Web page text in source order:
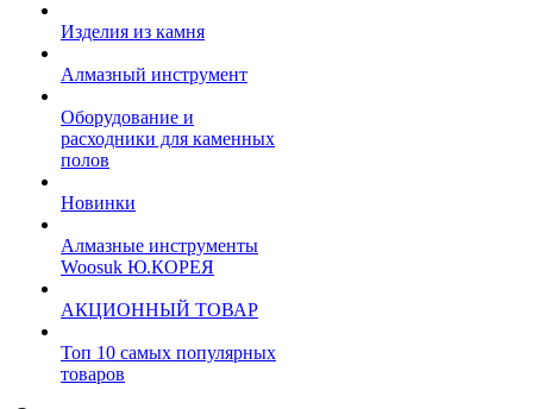
Изделия из камня
Алмазный инструмент
Оборудование и
расходники для каменных
полов
Новинки
Алмазные инструменты
Woosuk Ю.КОРЕЯ
АКЦИОННЫЙ ТОВАР
Топ 10 самых популярных
товаров